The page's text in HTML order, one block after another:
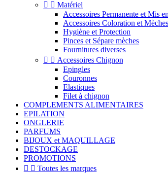
  Matériel
Accessoires Permanente et Mis
Accessoires Coloration et Mèches
Hygiène et Protection
Pinces et Sépare mèches
Fournitures diverses
  Accessoires Chignon
Epingles
Couronnes
Elastiques
Filet à chignon
COMPLEMENTS ALIMENTAIRES
EPILATION
ONGLERIE
PARFUMS
BIJOUX et MAQUILLAGE
DESTOCKAGE
PROMOTIONS
  Toutes les marques